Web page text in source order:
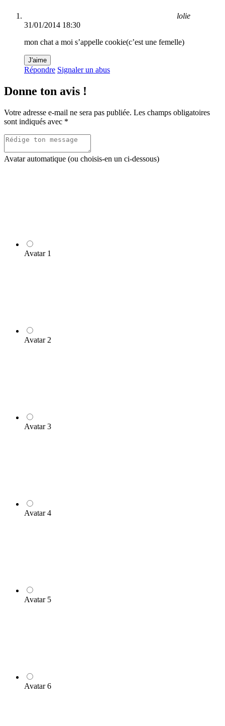
lolie
31/01/2014 18:30
mon chat a moi s’appelle cookie(c’est une femelle)
J'aime
Répondre Signaler un abus
Donne ton avis !
Votre adresse e-mail ne sera pas publiée. Les champs obligatoires
sont indiqués avec *
Avatar automatique (ou choisis-en un ci-dessous)
Avatar 1
Avatar 2
Avatar 3
Avatar 4
Avatar 5
Avatar 6